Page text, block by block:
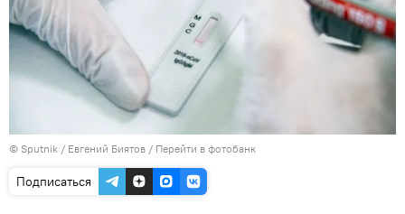
© Sputnik / Евгений Биятов / Перейти в фотобанк
Подписаться